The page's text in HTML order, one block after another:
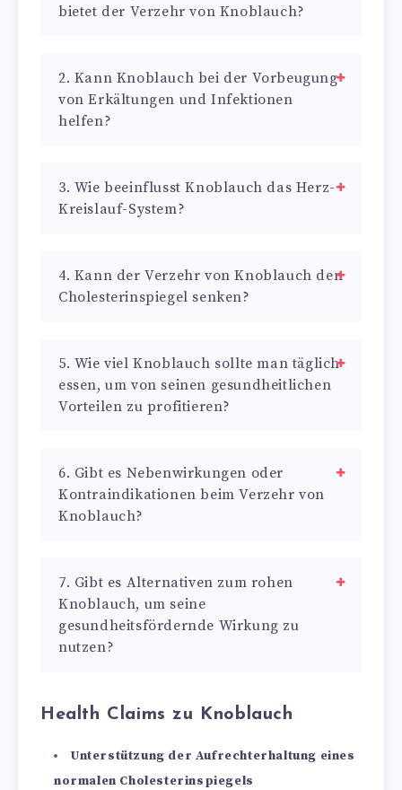
bietet der Verzehr von Knoblauch?
2. Kann Knoblauch bei der Vorbeugung
von Erkältungen und Infektionen
helfen?
3. Wie beeinflusst Knoblauch das Herz-
Kreislauf-System?
4. Kann der Verzehr von Knoblauch den
Cholesterinspiegel senken?
5. Wie viel Knoblauch sollte man täglich
essen, um von seinen gesundheitlichen
Vorteilen zu profitieren?
6. Gibt es Nebenwirkungen oder
Kontraindikationen beim Verzehr von
Knoblauch?
7. Gibt es Alternativen zum rohen
Knoblauch, um seine
gesundheitsfördernde Wirkung zu
nutzen?
Health Claims zu Knoblauch
Unterstützung der Aufrechterhaltung eines
normalen Cholesterinspiegels